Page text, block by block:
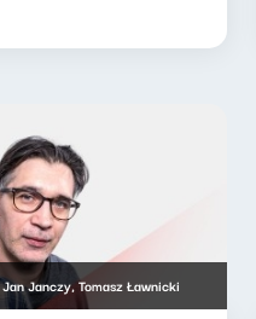
Jan Janczy, Tomasz Ławnicki